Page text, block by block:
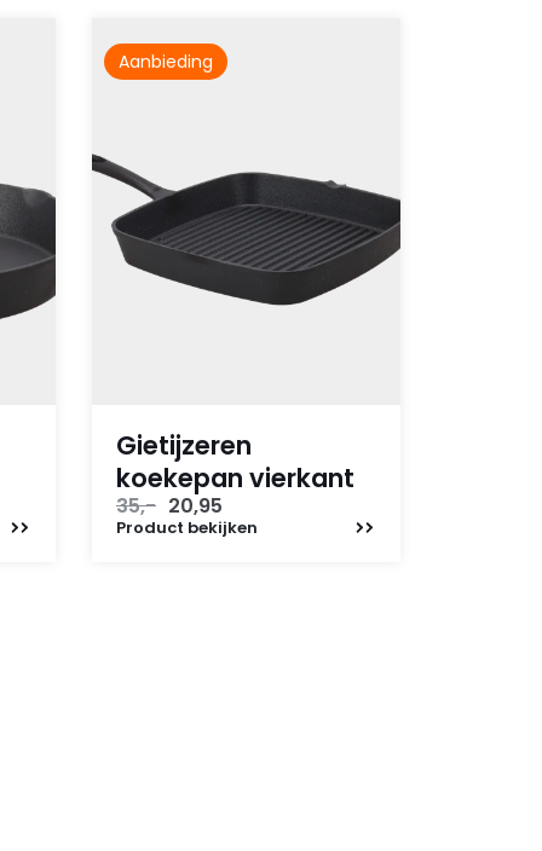
Aanbieding
Gietijzeren
koekepan vierkant
35,- Oorspronkelijke
prijs
20,95
prijs
Product bekijken